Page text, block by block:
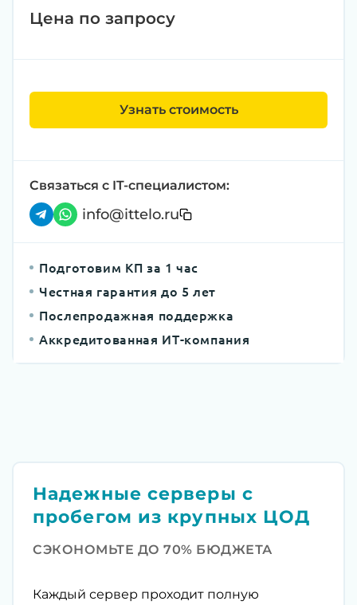
Цена по запросу
Узнать стоимость
Связаться с IT-специалистом:
info@ittelo.ru
Подготовим КП за 1 час
Честная гарантия до 5 лет
Послепродажная поддержка
Аккредитованная ИТ-компания
Надежные серверы с
пробегом из крупных ЦОД
СЭКОНОМЬТЕ ДО 70% БЮДЖЕТА
Каждый сервер проходит полную